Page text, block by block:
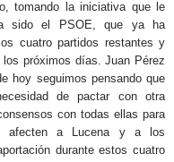
tomando la iniciativa que le
sido el PSOE, que ya ha
cuatro partidos restantes y
próximos días. Juan Pérez
hoy seguimos pensando que
de pactar con otra
con todas ellas para
afecten a Lucena y a los
durante estos cuatro